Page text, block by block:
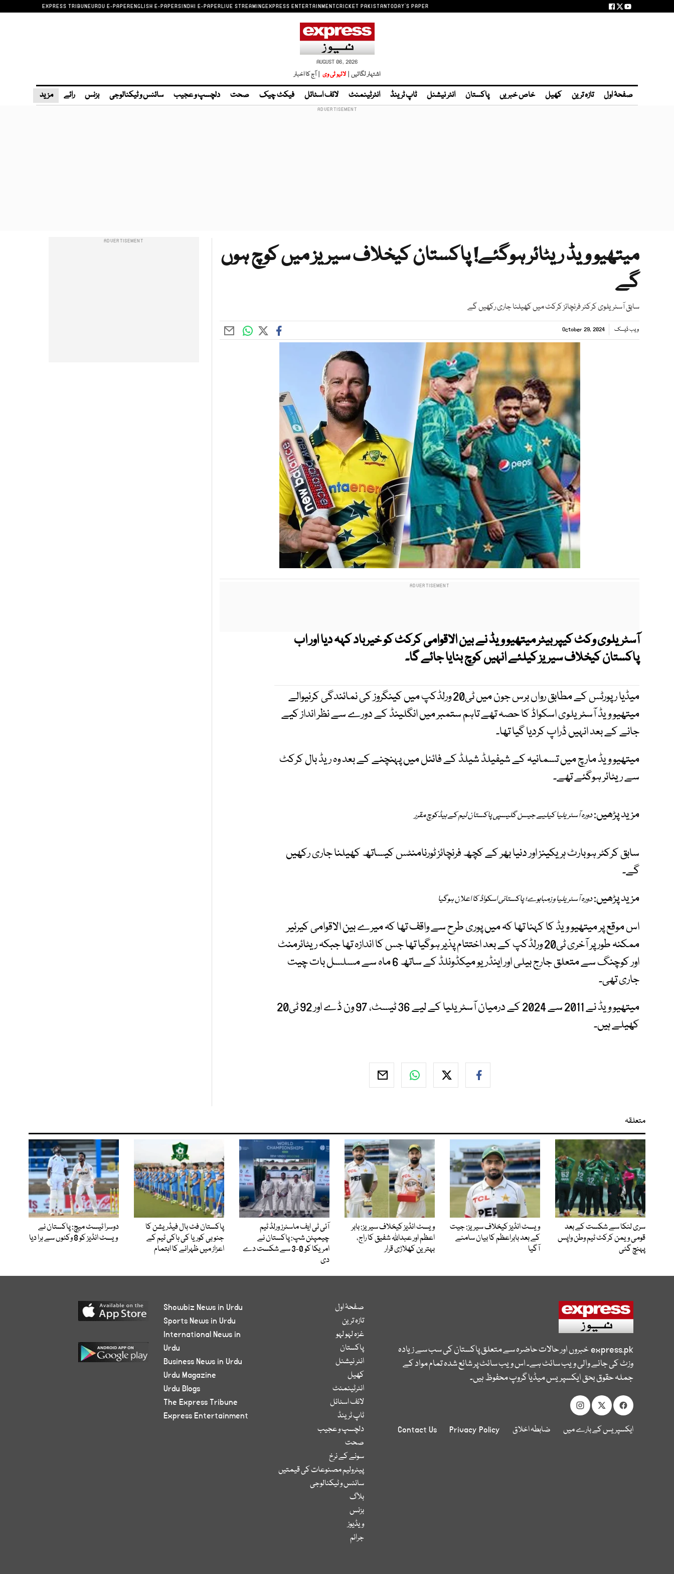
EXPRESS TRIBUNEURDU E-PAPERENGLISH E-PAPERSINDHI E-PAPERLIVE STREAMINGEXPRESS ENTERTAINMENTCRICKET PAKISTANTODAY'S PAPER
AUGUST 06, 2026
اشتہار لگائیں | لائیو ٹی وی | آج کا اخبار
صفحۂ اول تازہ ترین کھیل خاص خبریں پاکستان انٹر نیشنل ٹاپ ٹرینڈ انٹرٹینمنٹ لائف اسٹائل فیکٹ چیک صحت دلچسپ و عجیب سائنس و ٹیکنالوجی بزنس رائے مزید
میتھیو ویڈ ریٹائر ہوگئے! پاکستان کیخلاف سیریز میں کوچ ہوں
گے
سابق آسٹریلوی کرکٹر فرنچائز کرکٹ میں کھیلنا جاری رکھیں گے
ویب ڈیسک October 29, 2024
آسٹریلوی وکٹ کیپر بیٹر میتھیو ویڈ نے بین الاقوامی کرکٹ کو خیرباد کہہ دیا اور اب
پاکستان کیخلاف سیریز کیلئے انہیں کوچ بنایا جائے گا۔
میڈیا رپورٹس کے مطابق رواں برس جون میں ٹی20 ورلڈکپ میں کینگروز کی نمائندگی کرنیوالے
میتھیو ویڈ آسٹریلوی اسکواڈ کا حصہ تھے تاہم ستمبر میں انگلینڈ کے دورے سے نظر انداز کیے
جانے کے بعد انہیں ڈراپ کردیا گیا تھا۔
میتھیو ویڈ مارچ میں تسمانیہ کے شیفیلڈ شیلڈ کے فائنل میں پہنچنے کے بعد وہ ریڈ بال کرکٹ
سے ریٹائر ہوگئے تھے۔
مزید پڑھیں:دورہ آسٹریلیا کیلیے جیسن گلیسپی پاکستان ٹیم کے ہیڈکوچ مقرر
سابق کرکٹر ہوبارٹ ہریکینز اور دنیا بھر کے کچھ فرنچائز ٹورنامنٹس کیساتھ کھیلنا جاری رکھیں
گے۔
مزید پڑھیں:دورہ آسٹریلیا و زمبابوے؛ پاکستانی اسکواڈ کا اعلان ہوگیا
اس موقع پر میتھیو ویڈ کا کہنا تھا کہ میں پوری طرح سے واقف تھا کہ میرے بین الاقوامی کیرئیر
ممکنہ طور پر آخری ٹی20 ورلڈکپ کے بعد اختتام پذیر ہوگیا تھا جس کا اندازہ تھا جبکہ ریٹائرمنٹ
اور کوچنگ سے متعلق جارج بیلی اور اینڈریو میکڈونلڈ کے ساتھ 6 ماہ سے مسلسل بات چیت
جاری تھی۔
میتھیو ویڈ نے 2011 سے 2024 کے درمیان آسٹریلیا کے لیے 36 ٹیسٹ، 97 ون ڈے اور 92 ٹی20
کھیلے ہیں۔
متعلقہ
سری لنکا سے شکست کے بعد
قومی ویمن کرکٹ ٹیم وطن واپس
پہنچ گئی
ویسٹ انڈیز کیخلاف سیریز: جیت
کے بعد بابراعظم کا بیان سامنے
آگیا
ویسٹ انڈیز کیخلاف سیریز: بابر
اعظم اور عبداللہ شفیق کا راج،
بہترین کھلاڑی قرار
آئی ٹی ایف ماسٹرز ورلڈ ٹیم
چیمپئن شپ: پاکستان نے
امریکا کو 0-3 سے شکست دے
دی
پاکستان فٹ بال فیڈریشن کا
جنوبی کوریا کی ہاکی ٹیم کے
اعزاز میں ظہرانے کا اہتمام
دوسرا ٹیسٹ میچ: پاکستان نے
ویسٹ انڈیز کو 8 وکٹوں سے ہرا دیا
express.pkخبروں اور حالات حاضرہ سے متعلق پاکستان کی سب سے زیادہ
وزٹ کی جانے والی ویب سائٹ ہے۔ اس ویب سائٹ پر شائع شدہ تمام مواد کے
جملہ حقوق بحق ایکسپریس میڈیا گروپ محفوظ ہیں۔
ایکسپریس کے بارے میں ضابطہ اخلاق Privacy Policy
Contact Us
صفحۂ اول
تازہ ترین
غزہ لہو لہو
پاکستان
انٹر نیشنل
کھیل
انٹرٹینمنٹ
لائف اسٹائل
ٹاپ ٹرینڈ
دلچسپ و عجیب
صحت
سونے کے نرخ
پیٹرولیم مصنوعات کی قیمتیں
سائنس و ٹیکنالوجی
بلاگ
بزنس
ویڈیوز
جرائم
Showbiz News in Urdu
Sports News in Urdu
International News in
Urdu
Business News in Urdu
Urdu Magazine
Urdu Blogs
The Express Tribune
Express Entertainment